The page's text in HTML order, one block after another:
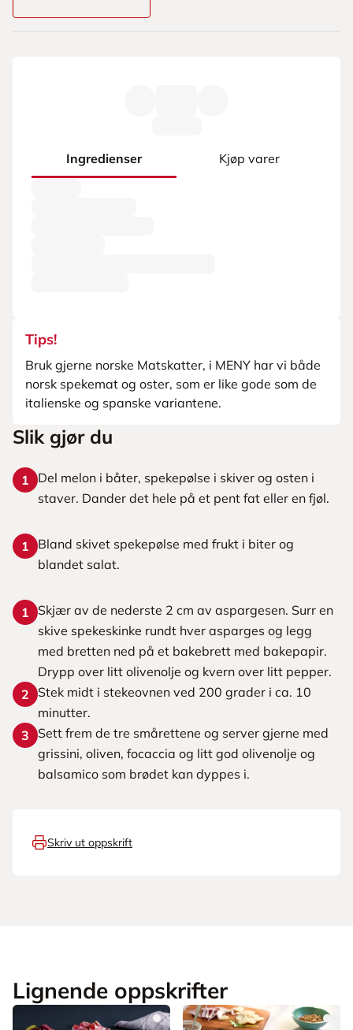
Ingredienser Kjøp varer
Tips!
Bruk gjerne norske Matskatter, i MENY har vi både
norsk spekemat og oster, som er like gode som de
italienske og spanske variantene.
Slik gjør du
1
Del melon i båter, spekepølse i skiver og osten i
staver. Dander det hele på et pent fat eller en fjøl.
1
Bland skivet spekepølse med frukt i biter og
blandet salat.
1
Skjær av de nederste 2 cm av aspargesen. Surr en
skive spekeskinke rundt hver asparges og legg
med bretten ned på et bakebrett med bakepapir.
Drypp over litt olivenolje og kvern over litt pepper.
2
Stek midt i stekeovnen ved 200 grader i ca. 10
minutter.
3
Sett frem de tre smårettene og server gjerne med
grissini, oliven, focaccia og litt god olivenolje og
balsamico som brødet kan dyppes i.
Skriv ut oppskrift
Lignende oppskrifter